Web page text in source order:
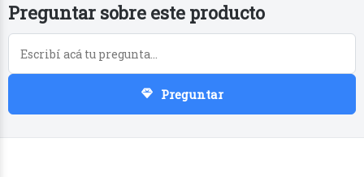
Preguntar sobre este producto
Preguntar